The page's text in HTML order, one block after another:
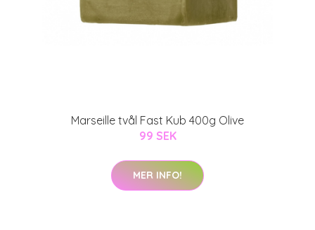
Marseille tvål Fast Kub 400g Olive
99 SEK
MER INFO!